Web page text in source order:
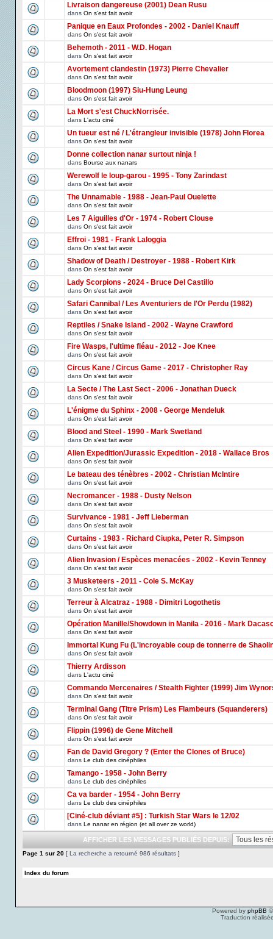
Livraison dangereuse (2001) Dean Rusu
dans On s'est fait avoir
Panique en Eaux Profondes - 2002 - Daniel Knauff
dans On s'est fait avoir
Behemoth - 2011 - W.D. Hogan
dans On s'est fait avoir
Avortement clandestin (1973) Pierre Chevalier
dans On s'est fait avoir
Bloodmoon (1997) Siu-Hung Leung
dans On s'est fait avoir
La Mort s'est ChuckNorrisée.
dans L'actu ciné
Un tueur est né / L'étrangleur invisible (1978) John Florea
dans On s'est fait avoir
Donne collection nanar surtout ninja !
dans Bourse aux nanars
Werewolf le loup-garou - 1995 - Tony Zarindast
dans On s'est fait avoir
The Unnamable - 1988 - Jean-Paul Ouelette
dans On s'est fait avoir
Les 7 Aiguilles d'Or - 1974 - Robert Clouse
dans On s'est fait avoir
Effroi - 1981 - Frank Laloggia
dans On s'est fait avoir
Shadow of Death / Destroyer - 1988 - Robert Kirk
dans On s'est fait avoir
Lady Scorpions - 2024 - Bruce Del Castillo
dans On s'est fait avoir
Safari Cannibal / Les Aventuriers de l'Or Perdu (1982)
dans On s'est fait avoir
Reptiles / Snake Island - 2002 - Wayne Crawford
dans On s'est fait avoir
Fire Wasps, l'ultime fléau - 2012 - Joe Knee
dans On s'est fait avoir
Circus Kane / Circus Game - 2017 - Christopher Ray
dans On s'est fait avoir
La Secte / The Last Sect - 2006 - Jonathan Dueck
dans On s'est fait avoir
L'énigme du Sphinx - 2008 - George Mendeluk
dans On s'est fait avoir
Blood and Steel - 1990 - Mark Swetland
dans On s'est fait avoir
Alien Expedition/Jurassic Expedition - 2018 - Wallace Bros
dans On s'est fait avoir
Le bateau des ténèbres - 2002 - Christian McIntire
dans On s'est fait avoir
Necromancer - 1988 - Dusty Nelson
dans On s'est fait avoir
Survivance - 1981 - Jeff Lieberman
dans On s'est fait avoir
Curtains - 1983 - Richard Ciupka, Peter R. Simpson
dans On s'est fait avoir
Alien Invasion / Espèces menacées - 2002 - Kevin Tenney
dans On s'est fait avoir
3 Musketeers - 2011 - Cole S. McKay
dans On s'est fait avoir
Terreur à Alcatraz - 1988 - Dimitri Logothetis
dans On s'est fait avoir
Opération Manille/Showdown in Manila - 2016 - Mark
dans On s'est fait avoir
Immortal Kung Fu (L'incroyable coup de tonnerre de
dans On s'est fait avoir
Thierry Ardisson
dans L'actu ciné
Commando Mercenaires / Stealth Fighter (1999) Jim
dans On s'est fait avoir
Terminal Gang (Titre Prism) Les Flambeurs (Squanderers)
dans On s'est fait avoir
Flippin (1996) de Gene Mitchell
dans On s'est fait avoir
Fan de David Gregory ? (Enter the Clones of Bruce)
dans Le club des cinéphiles
Tamango - 1958 - John Berry
dans Le club des cinéphiles
Ca va barder - 1954 - John Berry
dans Le club des cinéphiles
[Ciné-club déviant #5] : Turkish Star Wars le 12/02
dans Le nanar en région (et all over ze world)
AFFICHER LES MESSAGES PUBLIÉS DEPUIS:
Page 1 sur 20 [ La recherche a retourné 986 résultats ]
Index du forum
Powered by phpBB
Traduction